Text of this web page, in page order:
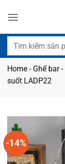
qua
dung
Tìm
Home - Ghế bar-
suốt LADP22
-14%